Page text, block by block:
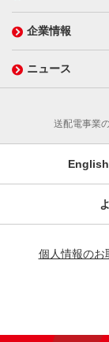
企業情報
ニュース
送配電事業
English
個人情報のお